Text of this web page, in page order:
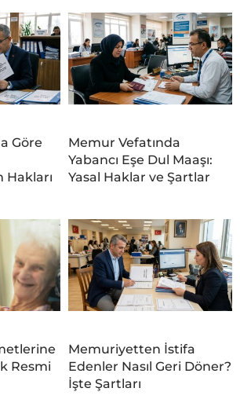
Göre
Hakları
Memur Vefatında
Yabancı Eşe Dul Maaşı:
Yasal Haklar ve Şartlar
Resmi
Memuriyetten İstifa
Edenler Nasıl Geri Döner?
İşte Şartları